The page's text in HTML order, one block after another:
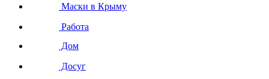
Маски в Крыму
Работа
Дом
Досуг